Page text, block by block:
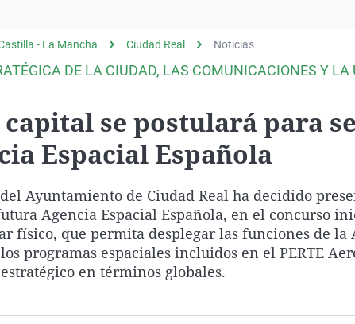
y el
País Vasco
- La Mancha Ciudad Real Noticias
DE LA CIUDAD, LAS COMUNICACIONES Y
se postulará para
Espacial Española
Ayuntamiento de Ciudad Real ha decidido
Agencia Espacial Española, en el concurso
físico, que permita desplegar las funciones de la
programas espaciales incluidos en el PERTE
en términos globales.